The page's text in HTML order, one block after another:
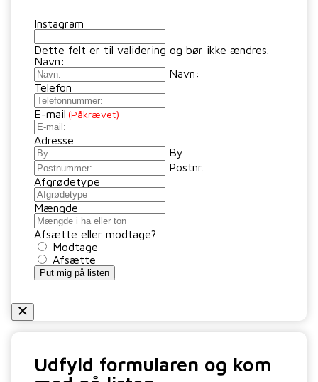
Instagram
Dette felt er til validering og bør ikke ændres.
Navn:
Navn:
Telefon
E-mail (Påkrævet)
Adresse
By
Postnr.
Afgrødetype
Mængde
Afsætte eller modtage?
Modtage
Afsætte
Put mig på listen
Udfyld formularen og kom